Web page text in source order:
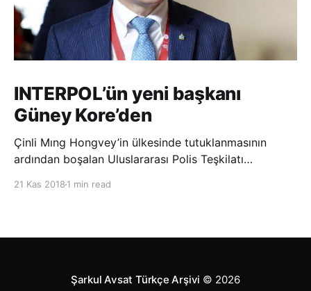
INTERPOL’ün yeni başkanı
Güney Kore’den
Çinli Mıng Hongvey’in ülkesinde tutuklanmasının
ardından boşalan Uluslararası Polis Teşkilatı
21 Kas 2018 1 min read
Şarkul Avsat Türkçe Arşivi © 2026